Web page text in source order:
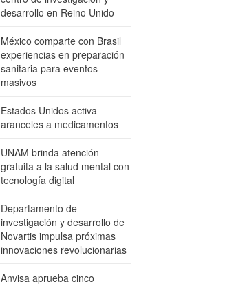
desarrollo en Reino Unido
México comparte con Brasil
experiencias en preparación
sanitaria para eventos
masivos
Estados Unidos activa
aranceles a medicamentos
UNAM brinda atención
gratuita a la salud mental con
tecnología digital
Departamento de
investigación y desarrollo de
Novartis impulsa próximas
innovaciones revolucionarias
Anvisa aprueba cinco